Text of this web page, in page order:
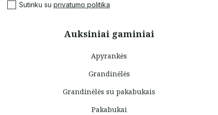
Auksiniai gaminiai
Apyrankės
Grandinėlės
Grandinėlės su pakabukais
Pakabukai
Sutinku su privatumo politika